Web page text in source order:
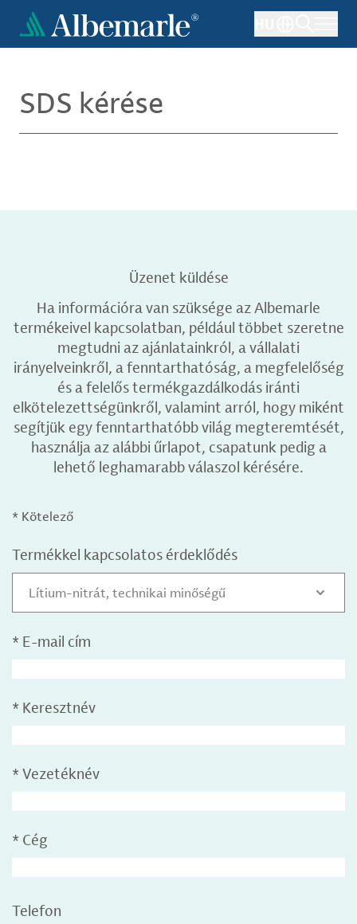
Ugrás
tartalomra
SDS kérése
Üzenet küldése
Ha információra van szüksége az Albemarle
termékeivel kapcsolatban, például többet szeretne
megtudni az ajánlatainkról, a vállalati
irányelveinkről, a fenntarthatóság, a megfelelőség
és a felelős termékgazdálkodás iránti
elkötelezettségünkről, valamint arról, hogy miként
segítjük egy fenntarthatóbb világ megteremtését,
használja az alábbi űrlapot, csapatunk pedig a
lehető leghamarabb válaszol kérésére.
* Kötelező
Termékkel kapcsolatos érdeklődés
Lítium-nitrát, technikai minőségű
* E-mail cím
* Keresztnév
* Vezetéknév
* Cég
Telefon